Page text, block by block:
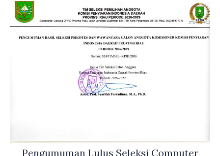
Pengumuman Lulus Seleksi Computer